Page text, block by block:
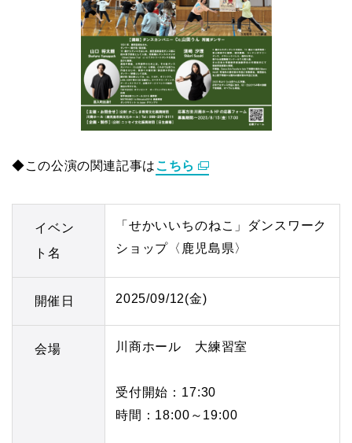
◆この公演の関連記事はこちら
イベン
ト名
「せかいいちのねこ」ダンスワーク
ショップ〈鹿児島県〉
開催日 2025/09/12(金)
会場 川商ホール 大練習室
受付開始：17:30
時間：18:00～19:00